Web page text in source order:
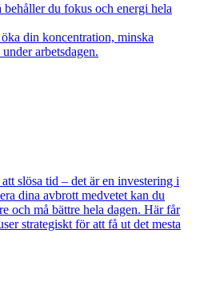
behåller du fokus och energi hela
din koncentration, minska
arbetsdagen.
slösa tid – det är en investering i
dina avbrott medvetet kan du
och må bättre hela dagen. Här får
strategiskt för att få ut det mesta